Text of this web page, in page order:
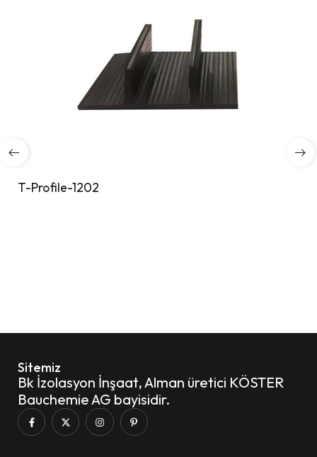
T-Profile-1202
Sitemiz
Bk İzolasyon İnşaat, Alman üretici KÖSTER
Bauchemie AG bayisidir.